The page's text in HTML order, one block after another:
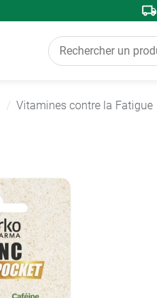
Vitamines contre la Fatigue